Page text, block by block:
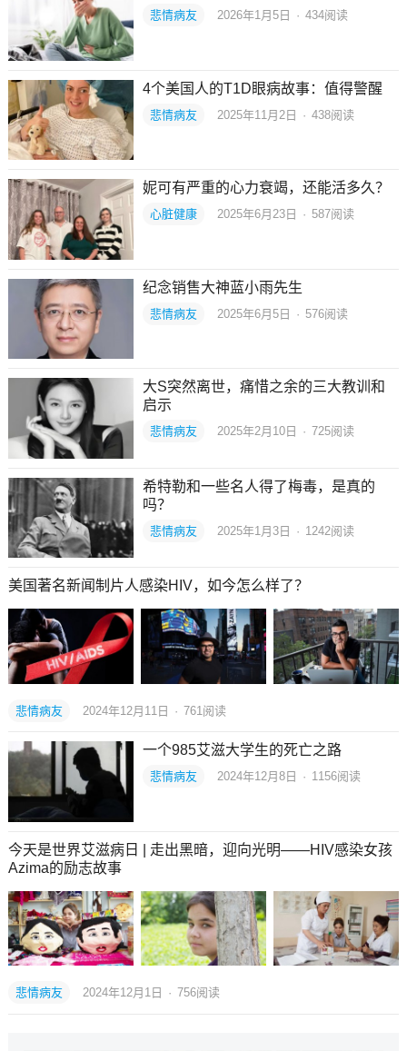
悲情病友 2026年1月5日 · 434阅读
4个美国人的T1D眼病故事：值得警醒
悲情病友 2025年11月2日 · 438阅读
妮可有严重的心力衰竭，还能活多久？
心脏健康 2025年6月23日 · 587阅读
纪念销售大神蓝小雨先生
悲情病友 2025年6月5日 · 576阅读
大S突然离世，痛惜之余的三大教训和
启示
悲情病友 2025年2月10日 · 725阅读
希特勒和一些名人得了梅毒，是真的
吗？
悲情病友 2025年1月3日 · 1242阅读
美国著名新闻制片人感染HIV，如今怎么样了？
悲情病友 2024年12月11日 · 761 阅读
一个985艾滋大学生的死亡之路
悲情病友 2024年12月8日 · 1156阅读
今天是世界艾滋病日 | 走出黑暗，迎向光明——HIV感染女孩
Azima的励志故事
悲情病友 2024年12月1日 · 756阅读